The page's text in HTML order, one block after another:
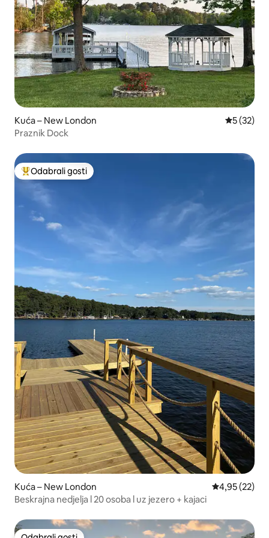
Kuća – New London Prosječna
5 (32)
Praznik Dock
Među najviše rangiranima s oznakom „Odabrali gosti”
Odabrali gosti
Kuća – New London Prosječna
4,95 (22)
Beskrajna nedjelja l 20 osoba l uz jezero + kajaci